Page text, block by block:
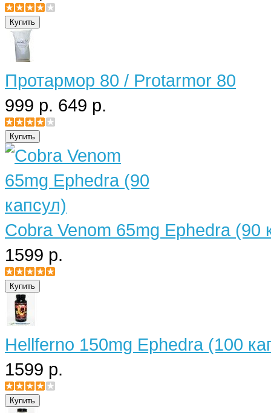
Протармор 80 / Protarmor 80
999 р. 649 р.
Cobra Venom 65mg Ephedra (90
1599 р.
Hellferno 150mg Ephedra (100
1599 р.